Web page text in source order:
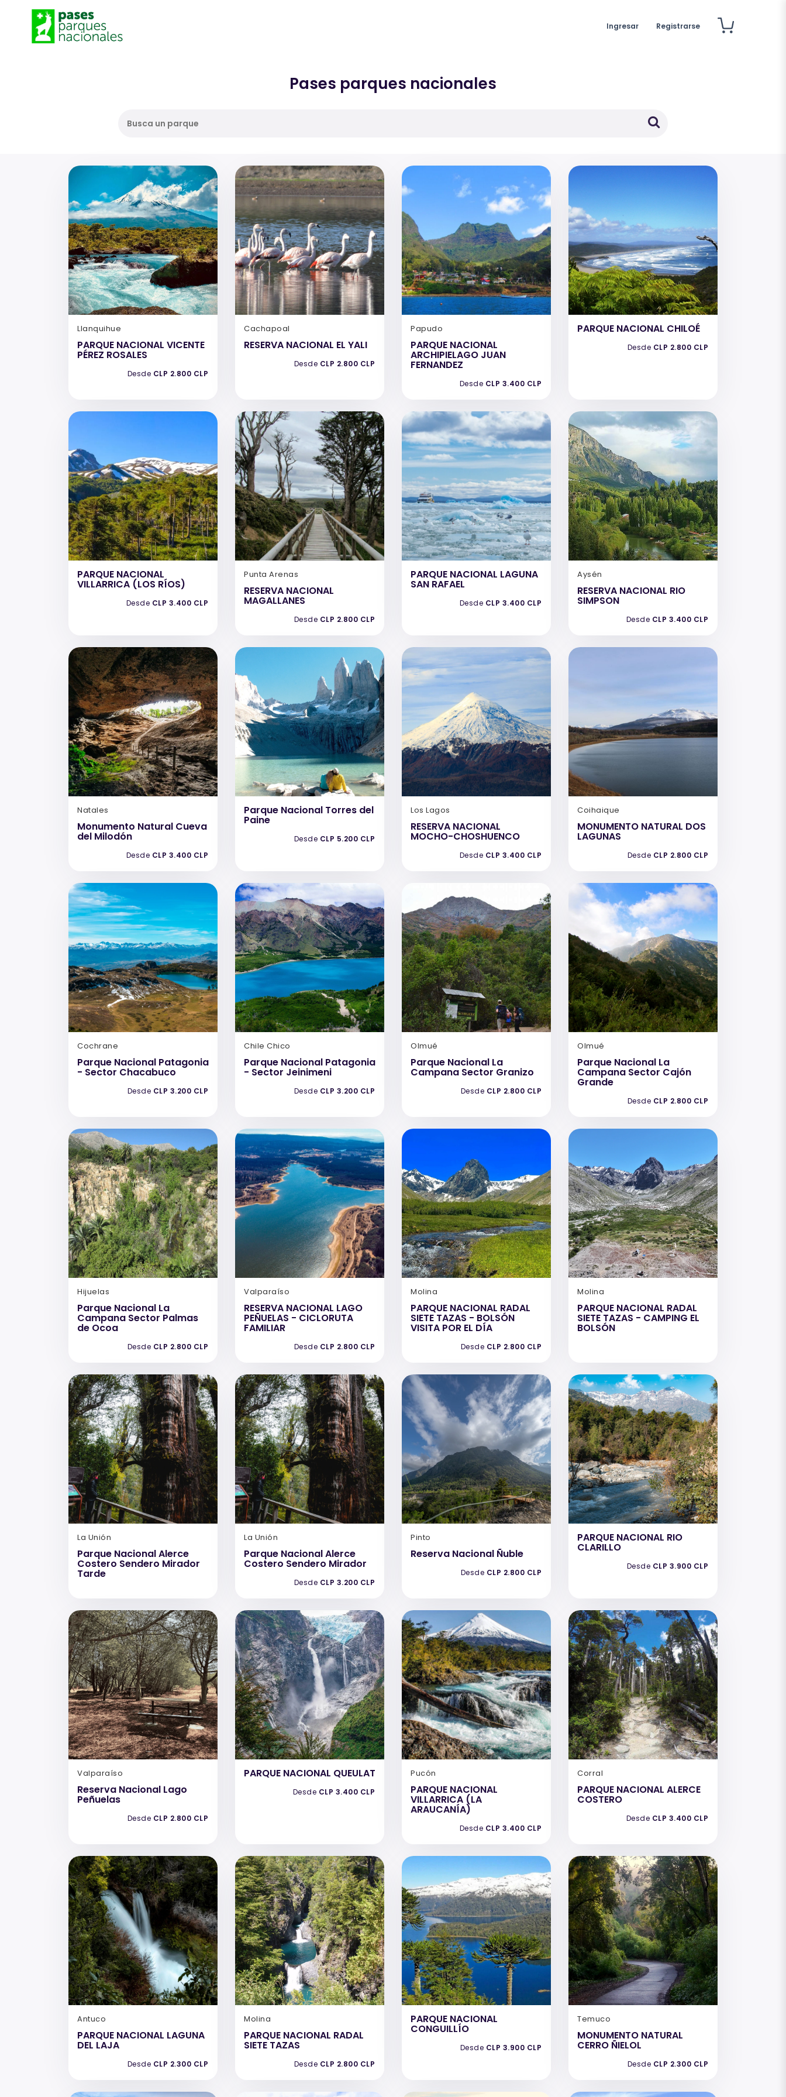
Ingresar Registrarse
Pases parques nacionales
Busca un parque
Llanquihue
PARQUE NACIONAL VICENTE
PÉREZ ROSALES
Desde CLP 2.800 CLP
Cachapoal
RESERVA NACIONAL EL YALI
Desde CLP 2.800 CLP
Papudo
PARQUE NACIONAL
ARCHIPIELAGO JUAN
FERNANDEZ
Desde CLP 3.400 CLP
PARQUE NACIONAL CHILOÉ
Desde CLP 2.800 CLP
PARQUE NACIONAL
VILLARRICA (LOS RÍOS)
Desde CLP 3.400 CLP
Punta Arenas
RESERVA NACIONAL
MAGALLANES
Desde CLP 2.800 CLP
PARQUE NACIONAL LAGUNA
SAN RAFAEL
Desde CLP 3.400 CLP
Aysén
RESERVA NACIONAL RIO
SIMPSON
Desde CLP 3.400 CLP
Natales
Monumento Natural Cueva
del Milodón
Desde CLP 3.400 CLP
Parque Nacional Torres del
Paine
Desde CLP 5.200 CLP
Los Lagos
RESERVA NACIONAL
MOCHO-CHOSHUENCO
Desde CLP 3.400 CLP
Coihaique
MONUMENTO NATURAL DOS
LAGUNAS
Desde CLP 2.800 CLP
Cochrane
Parque Nacional Patagonia
- Sector Chacabuco
Desde CLP 3.200 CLP
Chile Chico
Parque Nacional Patagonia
- Sector Jeinimeni
Desde CLP 3.200 CLP
Olmué
Parque Nacional La
Campana Sector Granizo
Desde CLP 2.800 CLP
Olmué
Parque Nacional La
Campana Sector Cajón
Grande
Desde CLP 2.800 CLP
Hijuelas
Parque Nacional La
Campana Sector Palmas
de Ocoa
Desde CLP 2.800 CLP
Valparaíso
RESERVA NACIONAL LAGO
PEÑUELAS - CICLORUTA
FAMILIAR
Desde CLP 2.800 CLP
Molina
PARQUE NACIONAL RADAL
SIETE TAZAS - BOLSÓN
VISITA POR EL DÍA
Desde CLP 2.800 CLP
Molina
PARQUE NACIONAL RADAL
SIETE TAZAS - CAMPING EL
BOLSÓN
La Unión
Parque Nacional Alerce
Costero Sendero Mirador
Tarde
La Unión
Parque Nacional Alerce
Costero Sendero Mirador
Desde CLP 3.200 CLP
Pinto
Reserva Nacional Ñuble
Desde CLP 2.800 CLP
PARQUE NACIONAL RIO
CLARILLO
Desde CLP 3.900 CLP
Valparaíso
Reserva Nacional Lago
Peñuelas
Desde CLP 2.800 CLP
PARQUE NACIONAL QUEULAT
Desde CLP 3.400 CLP
Pucón
PARQUE NACIONAL
VILLARRICA (LA
ARAUCANÍA)
Desde CLP 3.400 CLP
Corral
PARQUE NACIONAL ALERCE
COSTERO
Desde CLP 3.400 CLP
Antuco
PARQUE NACIONAL LAGUNA
DEL LAJA
Desde CLP 2.300 CLP
Molina
PARQUE NACIONAL RADAL
SIETE TAZAS
Desde CLP 2.800 CLP
PARQUE NACIONAL
CONGUILLÍO
Desde CLP 3.900 CLP
Temuco
MONUMENTO NATURAL
CERRO ÑIELOL
Desde CLP 2.300 CLP